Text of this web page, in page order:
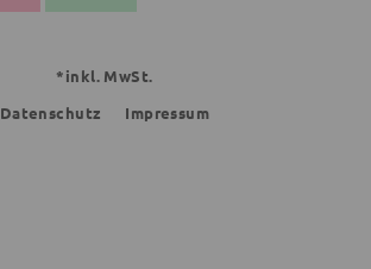
*inkl. MwSt.
Datenschutz
Impressum